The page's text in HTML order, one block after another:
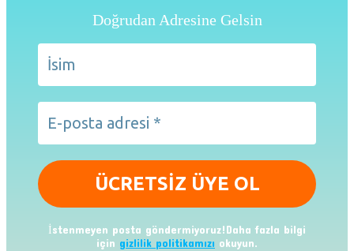
Doğrudan Adresine Gelsin
İstenmeyen posta göndermiyoruz!Daha fazla bilgi
için gizlilik politikamızı okuyun.